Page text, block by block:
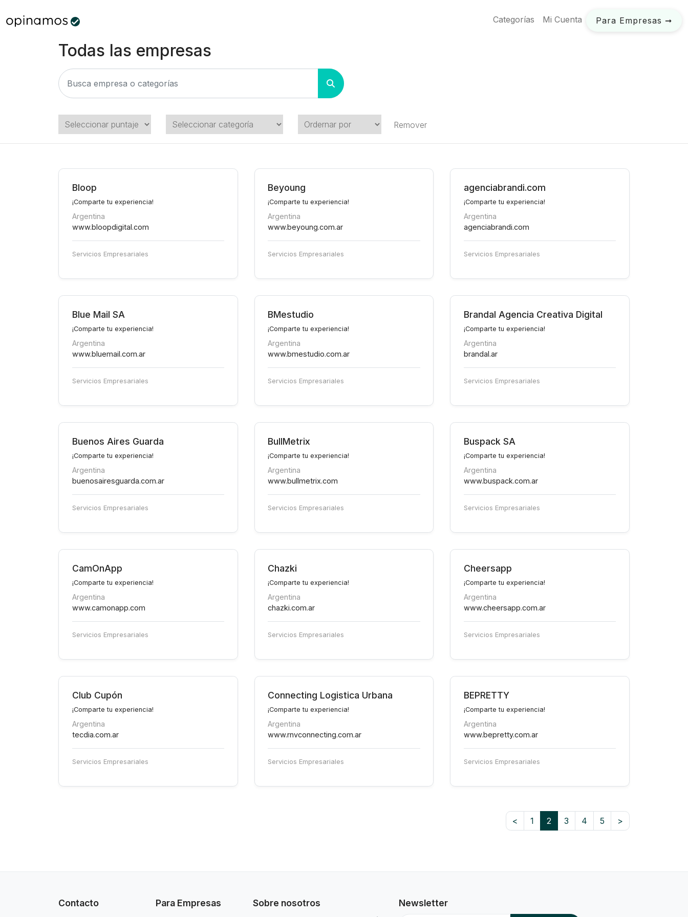
Categorías Mi Cuenta Para Empresas ➞
Todas las empresas
Remover
Bloop
¡Comparte tu experiencia!
Argentina
www.bloopdigital.com
Servicios Empresariales
Beyoung
¡Comparte tu experiencia!
Argentina
www.beyoung.com.ar
Servicios Empresariales
agenciabrandi.com
¡Comparte tu experiencia!
Argentina
agenciabrandi.com
Servicios Empresariales
Blue Mail SA
¡Comparte tu experiencia!
Argentina
www.bluemail.com.ar
Servicios Empresariales
BMestudio
¡Comparte tu experiencia!
Argentina
www.bmestudio.com.ar
Servicios Empresariales
Brandal Agencia Creativa Digital
¡Comparte tu experiencia!
Argentina
brandal.ar
Servicios Empresariales
Buenos Aires Guarda
¡Comparte tu experiencia!
Argentina
buenosairesguarda.com.ar
Servicios Empresariales
BullMetrix
¡Comparte tu experiencia!
Argentina
www.bullmetrix.com
Servicios Empresariales
Buspack SA
¡Comparte tu experiencia!
Argentina
www.buspack.com.ar
Servicios Empresariales
CamOnApp
¡Comparte tu experiencia!
Argentina
www.camonapp.com
Servicios Empresariales
Chazki
¡Comparte tu experiencia!
Argentina
chazki.com.ar
Servicios Empresariales
Cheersapp
¡Comparte tu experiencia!
Argentina
www.cheersapp.com.ar
Servicios Empresariales
Club Cupón
¡Comparte tu experiencia!
Argentina
tecdia.com.ar
Servicios Empresariales
Connecting Logistica Urbana
¡Comparte tu experiencia!
Argentina
www.rnvconnecting.com.ar
Servicios Empresariales
BEPRETTY
¡Comparte tu experiencia!
Argentina
www.bepretty.com.ar
Servicios Empresariales
< 1 2 3 4 5 >
Contacto Para Empresas Sobre nosotros Newsletter